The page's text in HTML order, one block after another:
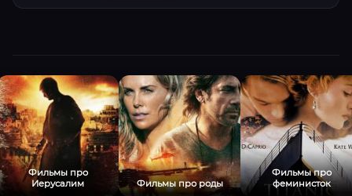
Фильмы про
Иерусалим
Фильмы про роды
Фильмы про
феминисток